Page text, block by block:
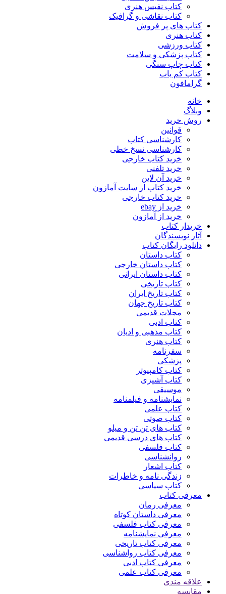
کتاب نفیس هنری
کتاب نقاشی و گرافیک
کتاب های پر فروش
کتاب هنری
کتاب ورزشی
کتاب پزشکی و سلامت
کتاب چاپ سنگی
کتاب کم یاب
گرامافون
خانه
وبلاگ
روش خرید
قوانین
کارشناسی کتاب
کارشناسی نسخ خطی
خرید کتاب خارجی
خرید تلفنی
خرید آن لاین
خرید کتاب از سایت آمازون
خرید کتاب خارجی
خرید از ebay
خرید از آمازون
خریدار کتاب
آثار نویسندگان
دانلود رایگان کتاب
کتاب داستان
کتاب داستان خارجی
کتاب داستان ایرانی
کتاب تاریخی
کتاب تاریخ ایران
کتاب تاریخ جهان
مجلات قدیمی
کتاب ادبی
کتاب مذهبی و ادیان
کتاب هنری
سفرنامه
پزشکی
کتاب کامپیوتر
کتاب آشپزی
موسیقی
نمایشنامه و فیلمنامه
کتاب علمی
کتاب صوتی
کتاب های تن تن و میلو
کتاب های درسی قدیمی
کتاب فلسفی
روانشناسی
کتاب اشعار
زندگی نامه و خاطرات
کتاب سیاسی
معرفی کتاب
معرفی رمان
معرفی داستان کوتاه
معرفی کتاب فلسفی
معرفی نمایشنامه
معرفی کتاب تاریخی
معرفی کتاب رواشناسی
معرفی کتاب ادبی
معرفی کتاب علمی
علاقه مندی
مقایسه